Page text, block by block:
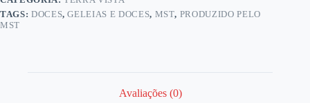
TAGS: DOCES,GELEIAS E DOCES, MST, PRODUZIDO PELO
MST
Avaliações (0)